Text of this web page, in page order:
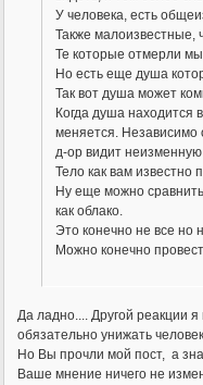
У человека, есть
Также
Те которые отмерли
Но есть еще душа
Так вот душа может
Когда душа находится
меняется. Независимо
д-ор видит
Тело как вам известно
Ну еще можно
как облако.
Это конечно не все но
Можно конечно
Да ладно.... Другой реакции
обязательно унижать
Но Вы прочли мой пост, а
Ваше мнение ничего не